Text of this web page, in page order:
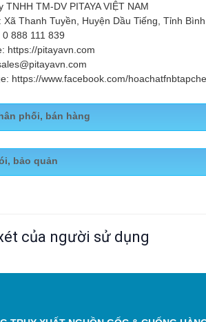
TNHH TM-DV PITAYA VIỆT NAM
Xã Thanh Tuyền, Huyện Dầu Tiếng, Tỉnh Bình
0 888 111 839
https://pitayavn.com
https://www.facebook.com/
phối, bán hàng
https://pitayavn.com/san-pham/tay-can-
vo-co-acidic-277
bảo quản
của người sử dụng